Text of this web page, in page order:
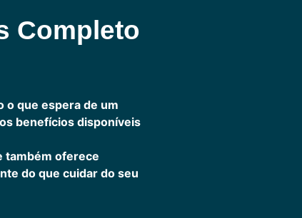
Completo
o que espera de um
benefícios disponíveis
também oferece
do que cuidar do seu